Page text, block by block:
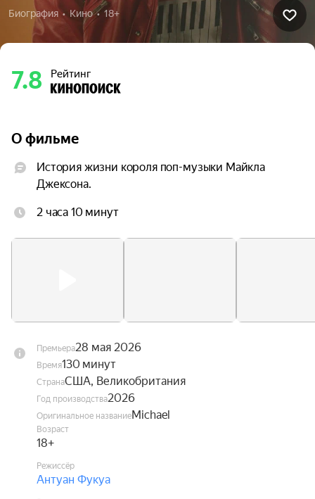
Биография  •  Кино  •  18+
7.8 Рейтинг
О фильме
История жизни короля поп-музыки Майкла
Джексона.
2 часа 10 минут
Премьера28 мая 2026
Время130 минут
СтранаСША, Великобритания
Год производства2026
Оригинальное названиеMichael
Возраст
18+
Режиссёр
Антуан Фукуа